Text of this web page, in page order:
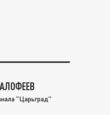
"Царьград"